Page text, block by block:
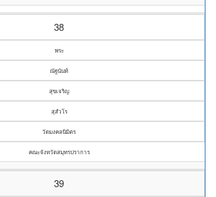
38
พระ
ณัฐนันท์
สุขเจริญ
สุสํวโร
วัดมงคลนิมิตร
คณะจังหวัดสมุทรปราการ
39